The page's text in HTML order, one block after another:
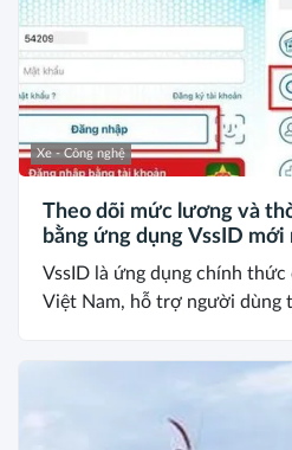
Xe - Công nghệ
Theo dõi mức lương và
bằng ứng dụng VssID mới
VssID là ứng dụng chính thức
Việt Nam, hỗ trợ người dùng